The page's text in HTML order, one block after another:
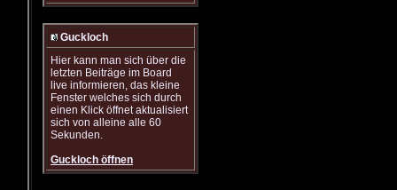
Guckloch
Hier kann man sich über die
letzten Beiträge im Board
live informieren, das kleine
Fenster welches sich durch
einen Klick öffnet aktualisiert
sich von alleine alle 60
Sekunden.
Guckloch öffnen